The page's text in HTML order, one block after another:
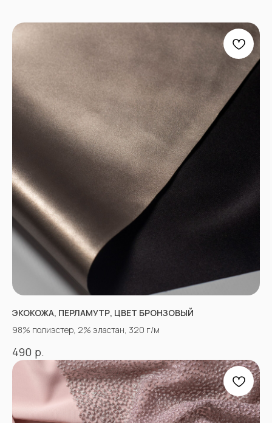
ЭКОКОЖА, ПЕРЛАМУТР, ЦВЕТ БРОНЗОВЫЙ
98% полиэстер, 2% эластан, 320 г/м
490 р.